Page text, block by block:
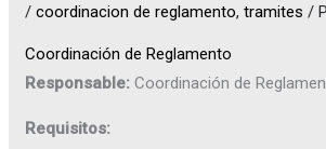
/coordinacion de reglamento,tramites /
Coordinación de Reglamento
Responsable: Coordinación de
Requisitos: